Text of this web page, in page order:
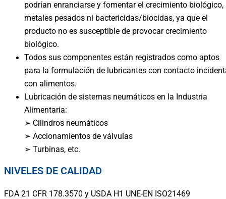
podrían enranciarse y fomentar el crecimiento biológico,
metales pesados ni bactericidas/biocidas, ya que el
producto no es susceptible de provocar crecimiento
biológico.
Todos sus componentes están registrados como aptos
para la formulación de lubricantes con contacto
con alimentos.
Lubricación de sistemas neumáticos en la Industria
Alimentaria:
➢ Cilindros neumáticos
➢ Accionamientos de válvulas
➢ Turbinas, etc.
NIVELES DE CALIDAD
FDA 21 CFR 178.3570 y USDA H1 UNE-EN ISO21469